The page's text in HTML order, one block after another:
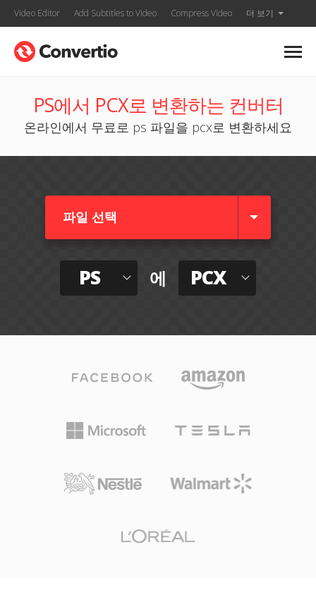
Video Editor Add Subtitles to Video Compress Video 더 보기
PS에서 PCX로 변환하는 컨버터
온라인에서 무료로 ps 파일을 pcx로 변환하세요
파일 선택
PS 에 PCX